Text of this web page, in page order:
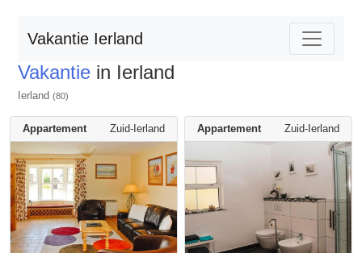
Vakantie Ierland
Vakantie in Ierland
Ierland (80)
Appartement Zuid-Ierland Appartement Zuid-Ierland